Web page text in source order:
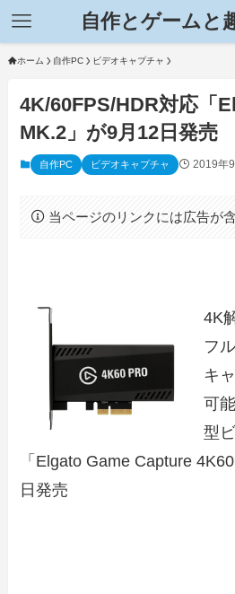
自作とゲームと
ホーム 自作PC ビデオキャプチャ
4K/60FPS/HDR対応「
MK.2」が9月12日発売
自作PC ビデオキャプチャ 2019年
当ページのリンクには広告が
4K
フ
キ
可
型
「Elgato Game Capture
日発売